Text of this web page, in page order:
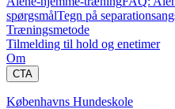
spørgsmålTegn på
Træningsmetode
Tilmelding til hold og enetimer
Om
CTA
Københavns Hundeskole